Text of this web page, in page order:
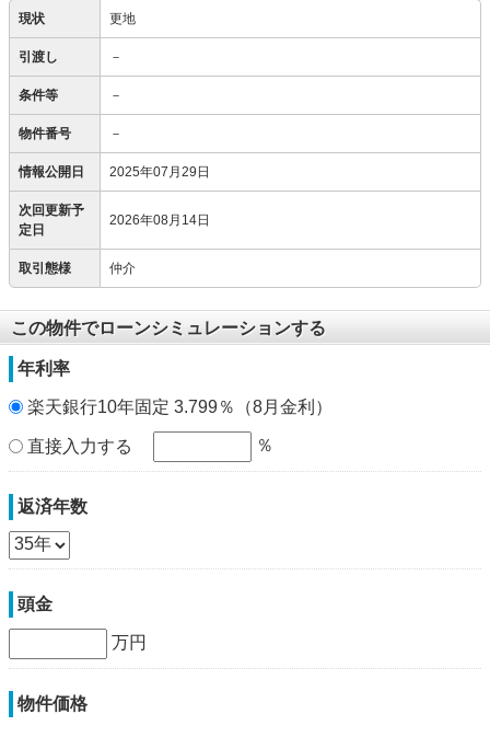
現状 更地
引渡し －
条件等 －
物件番号 －
情報公開日 2025年07月29日
次回更新予
定日
2026年08月14日
取引態様 仲介
この物件でローンシミュレーションする
年利率
楽天銀行10年固定 3.799％（8月金利）
直接入力する ％
返済年数
頭金
万円
物件価格